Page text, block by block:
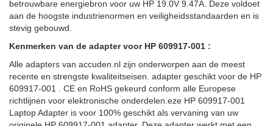
betrouwbare energiebron voor uw HP 19.0V 9.47A. Deze voldoet
aan de hoogste industrienormen en veiligheidsstandaarden en is
stevig gebouwd.
Kenmerken van de adapter voor HP 609917-001 :
Alle adapters van accuden.nl zijn onderworpen aan de meest
recente en strengste kwaliteitseisen. adapter geschikt voor de HP
609917-001 . CE en RoHS gekeurd conform alle Europese
richtlijnen voor elektronische onderdelen.eze HP 609917-001
Laptop Adapter is voor 100% geschikt als vervaning van uw